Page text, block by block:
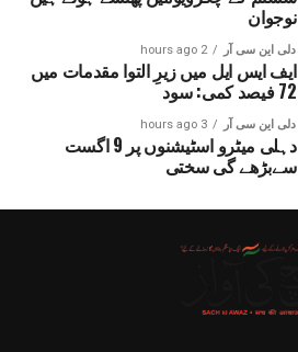
نوجوان
دلی این سی آر 2 hours ago
ایف ایس ایل میں زیرِ التوا مقدمات میں
72 فیصد کمی: سود
دلی این سی آر 3 hours ago
دہلی میٹرو اسٹیشنوں پر 9 اگست
سےبڑھے گی سختی